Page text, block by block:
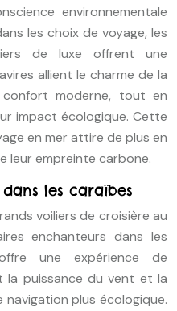
environnementale
les choix de voyage, les
de luxe offrent une
allient le charme de la
moderne, tout en
impact écologique. Cette
en mer attire de plus en
leur empreinte carbone.
les caraïbes
voiliers de croisière au
enchanteurs dans les
une expérience de
la puissance du vent et la
plus écologique.